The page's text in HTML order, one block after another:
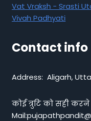
Vat Vraksh - Srasti
Vivah Padhyati
Contact info
Address: Aligarh,
कोई त्रुटि को सही